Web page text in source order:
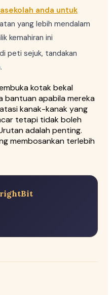
anda untuk
yang lebih mendalam
kemahiran ini
peti sejuk, tandakan
kotak bekal
bantuan apabila mereka
kanak-kanak yang
tetapi tidak boleh
adalah penting.
membosankan terlebih